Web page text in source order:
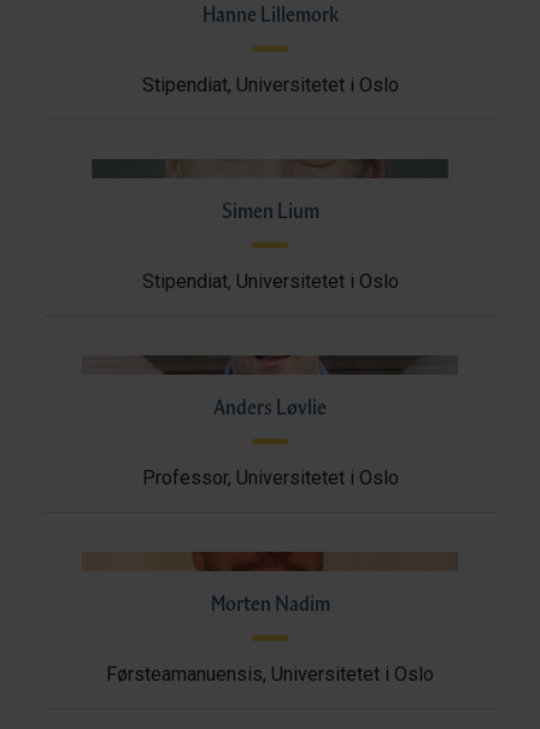
Hanne Lillemork
Stipendiat, Universitetet i Oslo
Simen Lium
Stipendiat, Universitetet i Oslo
Anders Løvlie
Professor, Universitetet i Oslo
Morten Nadim
Førsteamanuensis, Universitetet i Oslo